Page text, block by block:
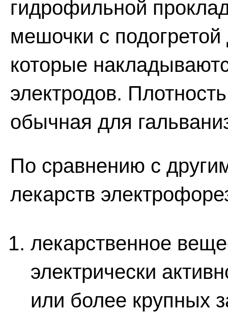
гидрофильной
мешочки с
которые
электродов.
обычная для
По сравнению с
лекарств
лекарственное
электрически
или более крупных